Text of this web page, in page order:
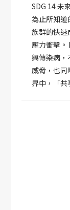
SDG 14 未
為止所知道
族群的快
壓力衝擊
興傳染病
威脅，也
界中，「共